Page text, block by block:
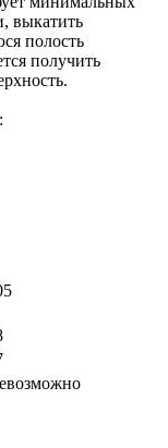
выкатить
полость
получить